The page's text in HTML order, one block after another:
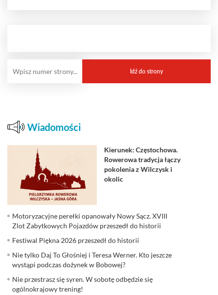
Wiadomości
Kierunek: Częstochowa.
Rowerowa tradycja łączy
pokolenia z Wilczysk i
okolic
Motoryzacyjne perełki opanowały Nowy Sącz. XVIII
Zlot Zabytkowych Pojazdów przeszedł do historii
Festiwal Piękna 2026 przeszedł do historii
Nie tylko Daj To Głośniej i Teresa Werner. Kto jeszcze
wystąpi podczas dożynek w Bobowej?
Nie przestrasz się syren. W sobotę odbędzie się
ogólnokrajowy trening!